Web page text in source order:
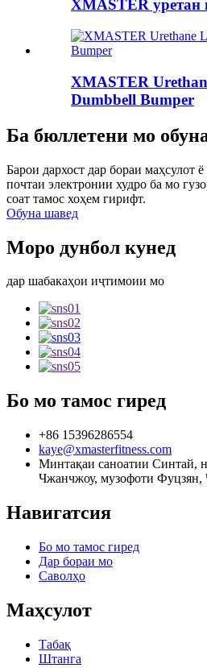
XMASTER уретан
XMASTER
Dumbbell Bumper
Ба бюллетени мо
Барои дархост дар бораи маҳсулот
почтаи электронии худро ба мо
соат тамос хоҳем гирифт.
Обуна шавед
Моро дунбол кунед
дар шабакаҳои иҷтимоии мо
Бо мо тамос гиред
+86 15396286554
kaye@xmasterfitness.com
Минтақаи саноатии Синтай,
Чжанчжоу, музофоти Фуцзян,
Навигатсия
Бо мо тамос гиред
Дар бораи мо
Саволҳо
Маҳсулот
Табақ
Штанга